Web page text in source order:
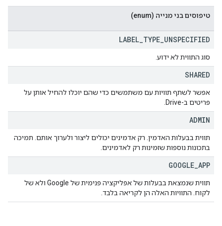
טיפוסים בני מנייה (enum)
LABEL TYPE UNSPECIFIED
סוג התווית לא ידוע.
SHARED
אפשר לשתף תוויות עם משתמשים כדי שהם יוכלו להחיל אותן על
פריטים ב-Drive.
ADMIN
תווית בבעלות האדמין. רק אדמינים יכולים ליצור ולערוך אותם. תמיכה
בתכונות נוספות שזמינות רק לאדמינים.
GOOGLE APP
תווית שנמצאת בבעלות של אפליקציה פנימית של Google ולא של
לקוח. התוויות האלה הן לקריאה בלבד.